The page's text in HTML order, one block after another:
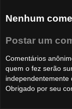
Nenhum
Postar um
Comentários
quem o fez serão
independentemente
Obrigado por seu